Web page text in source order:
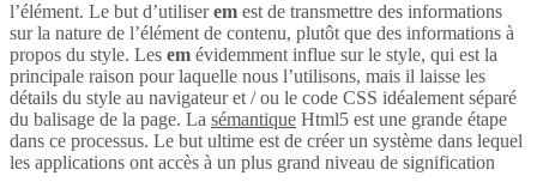
l’élément. Le but d’utiliserem est de transmettre des informations
sur la nature de l’élément de contenu, plutôt que des informations à
propos du style. Les em évidemment influe sur le style, qui est la
principale raison pour laquelle nous l’utilisons, mais il laisse les
détails du style au navigateur et / ou le code CSS idéalement séparé
du balisage de la page. La sémantique Html5 est une grande étape
dans ce processus. Le but ultime est de créer un système dans lequel
les applications ont accès à un plus grand niveau de signification